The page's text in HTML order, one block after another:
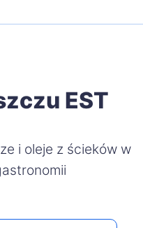
EST
i oleje z ścieków w